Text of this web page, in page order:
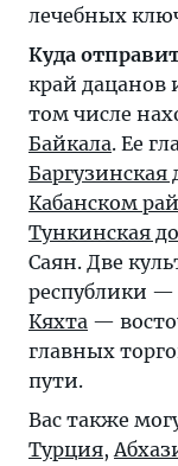
лечебных
Куда
край дацанов
том числе
Байкала. Ее
Баргузинская
Кабанском
Тункинская
Саян. Две
республики —
Кяхта —
главных
пути.
Вас также
Турция,